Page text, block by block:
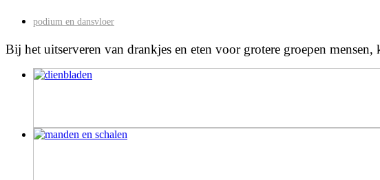
podium en dansvloer
Bij het uitserveren van drankjes en eten voor grotere groepen